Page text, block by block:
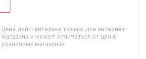
Цена действительна только для интернет-
магазина и может отличаться от цен в
розничных магазинах